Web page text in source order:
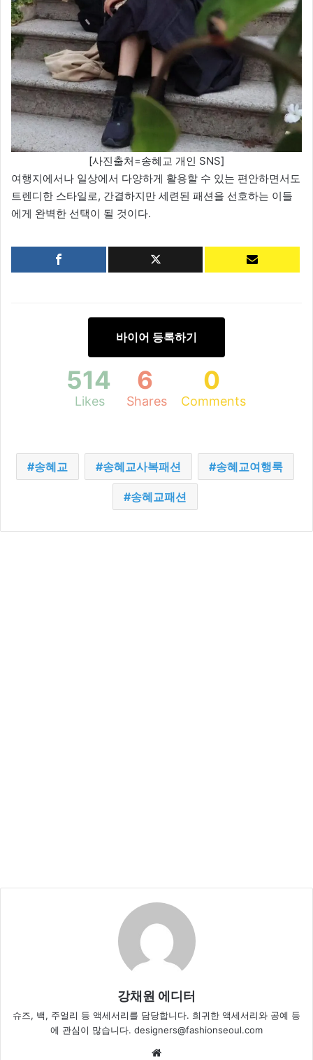
[사진출처=송혜교 개인 SNS]
여행지에서나 일상에서 다양하게 활용할 수 있는 편안하면서도
트렌디한 스타일로, 간결하지만 세련된 패션을 선호하는 이들
에게 완벽한 선택이 될 것이다.
바이어 등록하기
514
Likes
6
Shares
0
Comments
송혜교 송혜교사복패션 송혜교여행룩
송혜교패션
강채원 에디터
슈즈, 백, 주얼리 등 액세서리를 담당합니다. 희귀한 액세서리와 공예 등
에 관심이 많습니다. designers@fashionseoul.com